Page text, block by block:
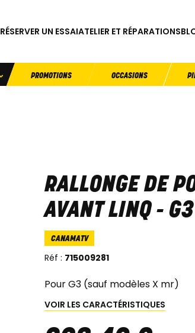
RÉSERVER UN ESSAIATELIER ET RÉPARATIONS
PROMOTIONS OCCASIONS
RALLONGE DE
AVANT LINQ - G3
CANAMATV
Réf : 715009281
Pour G3 (sauf modèles X mr)
VOIR LES CARACTÉRISTIQUES